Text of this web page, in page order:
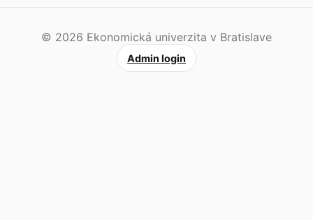
© 2026 Ekonomická univerzita v Bratislave
Admin login